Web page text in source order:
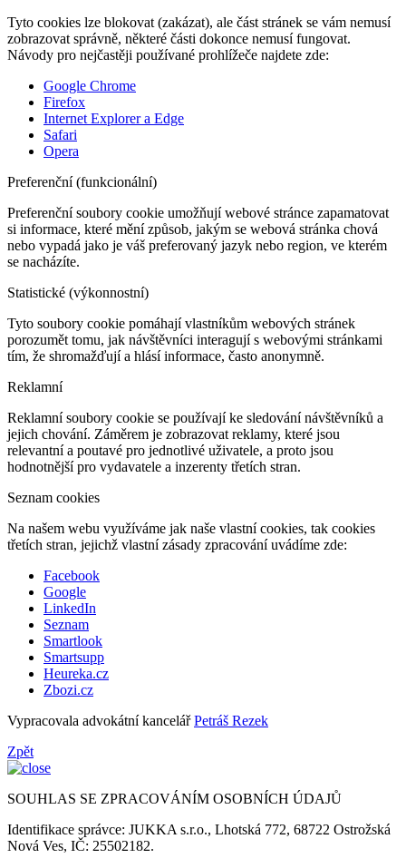
Tyto cookies lze blokovat (zakázat), ale část stránek se vám nemusí
zobrazovat správně, některé části dokonce nemusí fungovat.
Návody pro nejčastěji používané prohlížeče najdete zde:
Google Chrome
Firefox
Internet Explorer a Edge
Safari
Opera
Preferenční (funkcionální)
Preferenční soubory cookie umožňují webové stránce zapamatovat
si informace, které mění způsob, jakým se webová stránka chová
nebo vypadá jako je váš preferovaný jazyk nebo region, ve kterém
se nacházíte.
Statistické (výkonnostní)
Tyto soubory cookie pomáhají vlastníkům webových stránek
porozumět tomu, jak návštěvníci interagují s webovými stránkami
tím, že shromažďují a hlásí informace, často anonymně.
Reklamní
Reklamní soubory cookie se používají ke sledování návštěvníků a
jejich chování. Záměrem je zobrazovat reklamy, které jsou
relevantní a poutavé pro jednotlivé uživatele, a proto jsou
hodnotnější pro vydavatele a inzerenty třetích stran.
Seznam cookies
Na našem webu využíváme jak naše vlastní cookies, tak cookies
třetích stran, jejichž vlastní zásady zpracování uvádíme zde:
Facebook
Google
LinkedIn
Seznam
Smartlook
Smartsupp
Heureka.cz
Zbozi.cz
Vypracovala advokátní kancelářPetráš Rezek
Zpět
SOUHLAS SE ZPRACOVÁNÍM OSOBNÍCH ÚDAJŮ
Identifikace správce: JUKKA s.r.o., Lhotská 772, 68722 Ostrožská
Nová Ves, IČ: 25502182.